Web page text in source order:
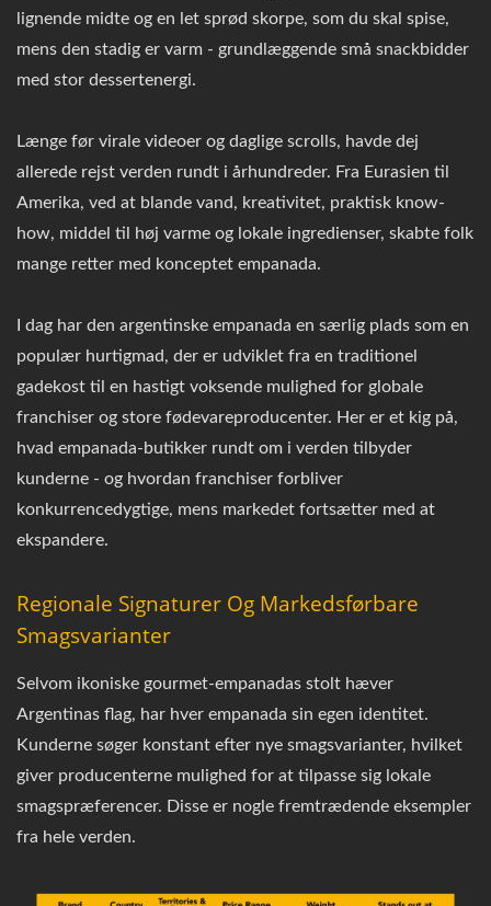
lignende midte og en let sprød skorpe, som du skal spise,
mens den stadig er varm - grundlæggende små snackbidder
med stor dessertenergi.
Længe før virale videoer og daglige scrolls, havde dej
allerede rejst verden rundt i århundreder. Fra Eurasien til
Amerika, ved at blande vand, kreativitet, praktisk know-
how, middel til høj varme og lokale ingredienser, skabte folk
mange retter med konceptet empanada.
I dag har den argentinske empanada en særlig plads som en
populær hurtigmad, der er udviklet fra en traditionel
gadekost til en hastigt voksende mulighed for globale
franchiser og store fødevareproducenter. Her er et kig på,
hvad empanada-butikker rundt om i verden tilbyder
kunderne - og hvordan franchiser forbliver
konkurrencedygtige, mens markedet fortsætter med at
ekspandere.
Regionale Signaturer Og Markedsførbare
Smagsvarianter
Selvom ikoniske gourmet-empanadas stolt hæver
Argentinas flag, har hver empanada sin egen identitet.
Kunderne søger konstant efter nye smagsvarianter, hvilket
giver producenterne mulighed for at tilpasse sig lokale
smagspræferencer. Disse er nogle fremtrædende eksempler
fra hele verden.